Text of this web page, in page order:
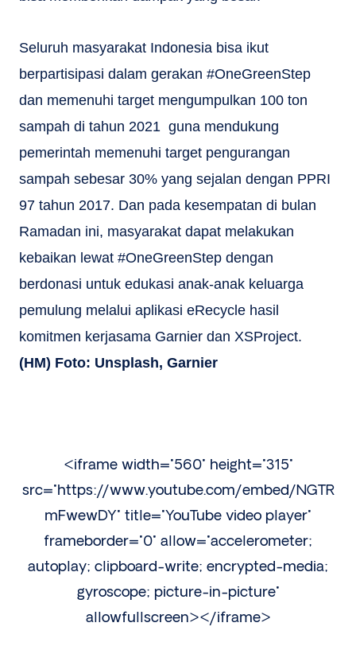
Seluruh masyarakat Indonesia bisa ikut
berpartisipasi dalam gerakan #OneGreenStep
dan memenuhi target mengumpulkan 100 ton
sampah di tahun 2021 guna mendukung
pemerintah memenuhi target pengurangan
sampah sebesar 30% yang sejalan dengan PPRI
97 tahun 2017. Dan pada kesempatan di bulan
Ramadan ini, masyarakat dapat melakukan
kebaikan lewat #OneGreenStep dengan
berdonasi untuk edukasi anak-anak keluarga
pemulung melalui aplikasi eRecycle hasil
komitmen kerjasama Garnier dan XSProject.
(HM) Foto: Unsplash, Garnier
<iframe width="560" height="315"
src="https://www.youtube.com/embed/NGTR
mFwewDY" title="YouTube video player"
frameborder="0" allow="accelerometer;
autoplay; clipboard-write; encrypted-media;
gyroscope; picture-in-picture"
allowfullscreen></iframe>